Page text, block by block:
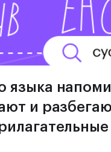
языка
и